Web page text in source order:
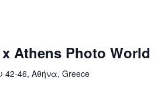
Athens Photo World
42-46, Αθήνα, Greece